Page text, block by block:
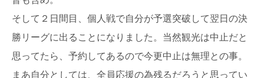
そして２日間目、個人戦で自分が予選突破して翌日の決
勝リーグに出ることになりました。当然観光は中止だと
思ってたら、予約してあるので今更中止は無理との事。
まあ自分としては、全員応援の為残るだろうと思ってい